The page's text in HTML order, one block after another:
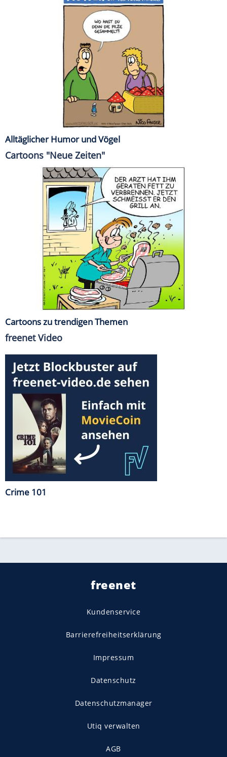
Alltäglicher Humor und Vögel
Cartoons "Neue Zeiten"
Cartoons zu trendigen Themen
freenet Video
Crime 101
freenet
Kundenservice
Barrierefreiheitserklärung
Impressum
Datenschutz
Datenschutzmanager
Utiq verwalten
AGB